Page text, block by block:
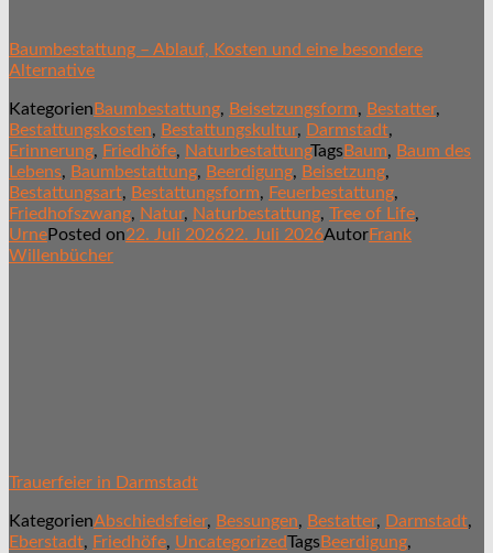
Baumbestattung – Ablauf, Kosten und eine besondere
Alternative
Kategorien Baumbestattung, Beisetzungsform, Bestatter,
Bestattungskosten, Bestattungskultur, Darmstadt,
Erinnerung, Friedhöfe, NaturbestattungTagsBaum, Baum des
Lebens, Baumbestattung, Beerdigung, Beisetzung,
Bestattungsart, Bestattungsform, Feuerbestattung,
Friedhofszwang, Natur, Naturbestattung, Tree of Life,
UrnePosted on22. Juli 202622. Juli 2026AutorFrank
Willenbücher
Trauerfeier in Darmstadt
KategorienAbschiedsfeier, Bessungen, Bestatter, Darmstadt,
Eberstadt, Friedhöfe, UncategorizedTagsBeerdigung,